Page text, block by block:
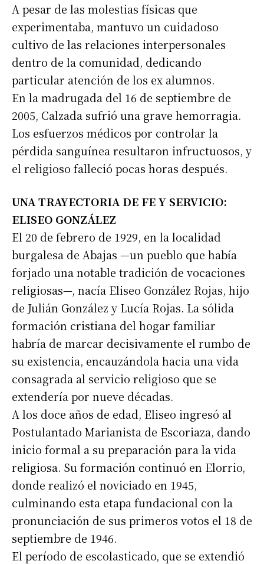
Suscribirme gratis
Dirección de correo electrónico
A pesar de las molestias físicas que
experimentaba, mantuvo un cuidadoso
cultivo de las relaciones interpersonales
dentro de la comunidad, dedicando
particular atención de los ex alumnos.
En la madrugada del 16 de septiembre de
2005, Calzada sufrió una grave hemorragia.
Los esfuerzos médicos por controlar la
pérdida sanguínea resultaron infructuosos, y
el religioso falleció pocas horas después.
UNA TRAYECTORIA DE FE Y SERVICIO:
ELISEO GONZÁLEZ
El 20 de febrero de 1929, en la localidad
burgalesa de Abajas —un pueblo que había
forjado una notable tradición de vocaciones
religiosas—, nacía Eliseo González Rojas, hijo
de Julián González y Lucía Rojas. La sólida
formación cristiana del hogar familiar
habría de marcar decisivamente el rumbo de
su existencia, encauzándola hacia una vida
consagrada al servicio religioso que se
extendería por nueve décadas.
A los doce años de edad, Eliseo ingresó al
Postulantado Marianista de Escoriaza, dando
inicio formal a su preparación para la vida
religiosa. Su formación continuó en Elorrio,
donde realizó el noviciado en 1945,
culminando esta etapa fundacional con la
pronunciación de sus primeros votos el 18 de
septiembre de 1946.
El período de escolasticado, que se extendió